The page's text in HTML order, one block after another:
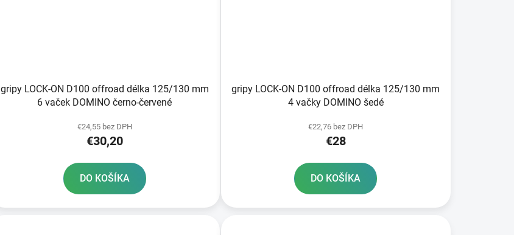
gripy LOCK-ON D100 offroad délka 125/130 mm
6 vaček DOMINO černo-červené
€24,55 bez DPH
€30,20
DO KOŠÍKA
gripy LOCK-ON D100 offroad délka 125/130 mm
4 vačky DOMINO šedé
€22,76 bez DPH
€28
DO KOŠÍKA